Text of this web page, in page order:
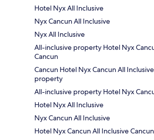
Hotel Nyx All Inclusive
Nyx Cancun All Inclusive
Nyx All Inclusive
All-inclusive property Hotel Nyx
Cancun
Cancun Hotel Nyx Cancun All
property
All-inclusive property Hotel Nyx
Hotel Nyx All Inclusive
Nyx Cancun All Inclusive
Hotel Nyx Cancun All Inclusive Cancun